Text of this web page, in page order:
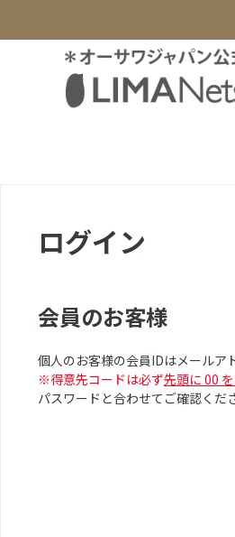
ログイン
会員のお客様
個人のお客様の会員IDはメールア
※得意先コードは必ず先頭に 00
パスワードと合わせてご確認くだ